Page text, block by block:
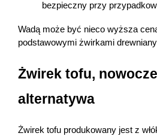
bezpieczny przy
Wadą może być nieco wyższa
podstawowymi żwirkami
Żwirek tofu,
alternatywa
Żwirek tofu produkowany jest z